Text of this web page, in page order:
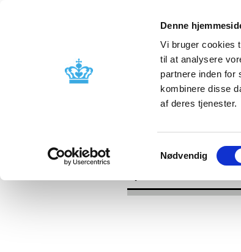
Denne
Vi bruger cookies
til at analysere
partnere inden for
kombinere disse
af deres tjenester.
Samtykkevalg
Nødvendig
Godkendelse og